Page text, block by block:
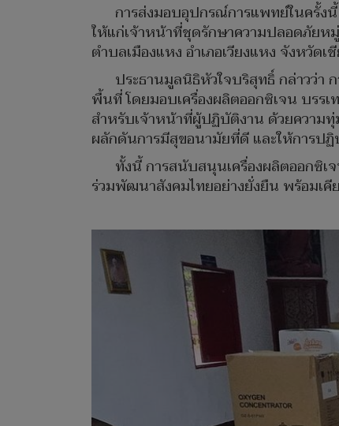
การส่งมอบอุปกรณ์การแพทย์ในครั้ง
ให้แก่เจ้าหน้าที่ชุดรักษาความปลอดภัยห
ตำบลเมืองแหง อำเภอเวียงแหง จังหวัดเ
ประธานมูลนิธิหัวใจบริสุทธิ์ กล่าวว่า
พื้นที่ โดยมอบเครื่องผลิตออกซิเจน บรร
สำหรับเจ้าหน้าที่ผู้ปฏิบัติงาน ด้วยความ
ผลักดันการมีสุขอนามัยที่ดี และให้การป
ทั้งนี้ การสนับสนุนเครื่องผลิตออกซิ
ร่วมพัฒนาสังคมไทยอย่างยั่งยืน พร้อมเคี